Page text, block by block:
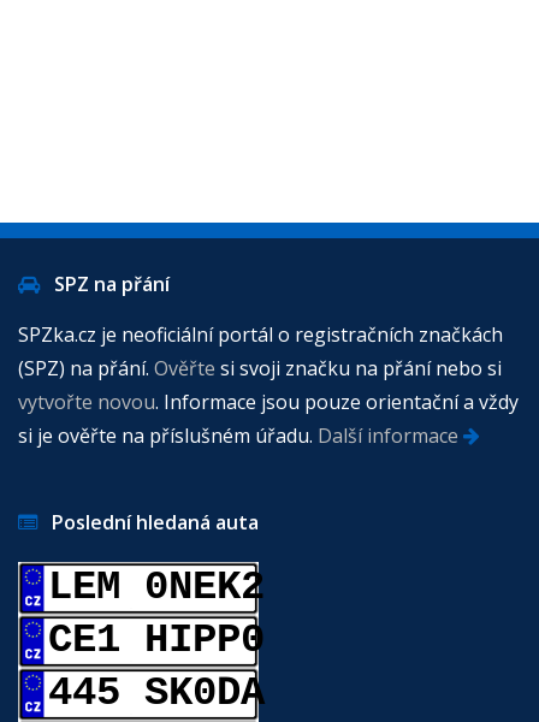
SPZ na přání
SPZka.cz je neoficiální portál o registračních značkách
(SPZ) na přání. Ověřte si svoji značku na přání nebo si
vytvořte novou. Informace jsou pouze orientační a vždy
si je ověřte na příslušném úřadu. Další informace
Poslední hledaná auta
LEM 0NEK2
CE1 HIPP0
445 SK0DA